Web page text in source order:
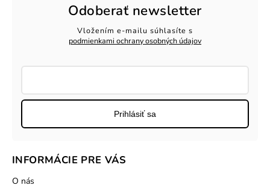
Odoberať newsletter
Vložením e-mailu súhlasíte s
podmienkami ochrany osobných údajov
Prihlásiť sa
INFORMÁCIE PRE VÁS
O nás